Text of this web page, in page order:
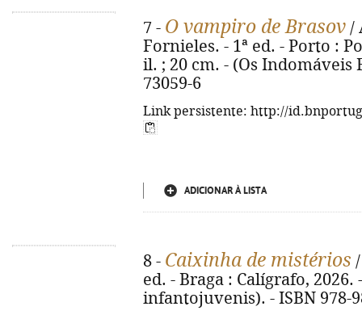
7 - O vampiro de Brasov /
Fornieles. - 1ª ed. - Porto :
il. ; 20 cm. - (Os Indomáveis
73059-6
Link persistente: http://
ADICIONAR À LISTA
8 - Caixinha de mistérios
ed. - Braga : Calígrafo, 2026.
infantojuvenis). - ISBN 978-